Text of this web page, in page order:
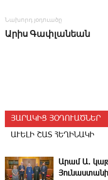
Նախորդ յօդուածը
Ա­րիս ­Գափ­լա­նեան
ՅԱՐԱԿԻՑ ՅՕԴՈՒԱԾՆԵՐ
ԱՒԵԼԻ ՇԱՏ ՀԵՂԻՆԱԿԻ
Արամ Ա.